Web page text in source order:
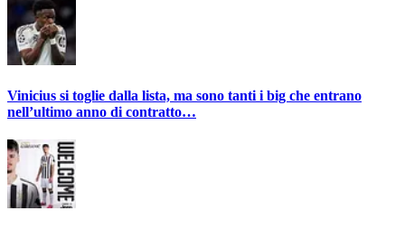
Vinicius si toglie dalla lista, ma sono tanti i big che entrano
nell’ultimo anno di contratto…